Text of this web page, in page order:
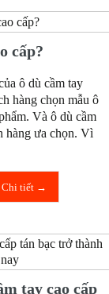
cấp?
ô dù cầm tay
hàng chọn mẫu ô
Và ô dù cầm
hàng ưa chọn. Vì
Chi tiết →
tay cao cấp